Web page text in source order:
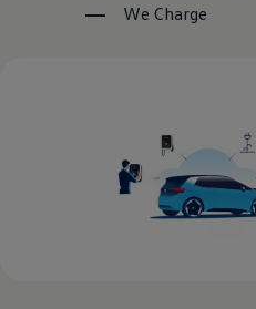
Digitaalne juhend
We Charge